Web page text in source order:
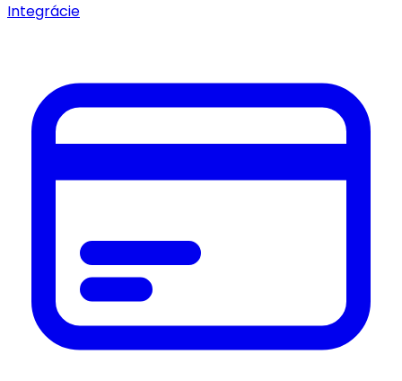
Integrácie